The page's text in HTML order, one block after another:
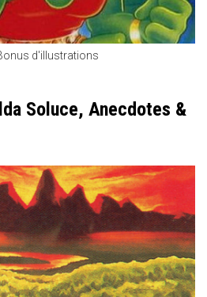
d'illustrations
Soluce, Anecdotes &